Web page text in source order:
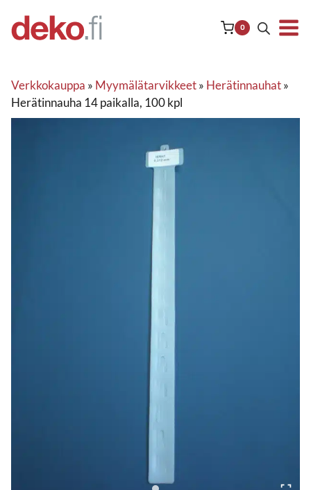
sisältöön
0
Verkkokauppa » Myymälätarvikkeet» Herätinnauhat»
Herätinnauha 14 paikalla, 100 kpl